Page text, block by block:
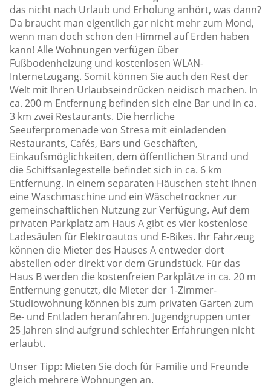
das nicht nach Urlaub und Erholung anhört, was dann?
Da braucht man eigentlich gar nicht mehr zum Mond,
wenn man doch schon den Himmel auf Erden haben
kann! Alle Wohnungen verfügen über
Fußbodenheizung und kostenlosen WLAN-
Internetzugang. Somit können Sie auch den Rest der
Welt mit Ihren Urlaubseindrücken neidisch machen. In
ca. 200 m Entfernung befinden sich eine Bar und in ca.
3 km zwei Restaurants. Die herrliche
Seeuferpromenade von Stresa mit einladenden
Restaurants, Cafés, Bars und Geschäften,
Einkaufsmöglichkeiten, dem öffentlichen Strand und
die Schiffsanlegestelle befindet sich in ca. 6 km
Entfernung. In einem separaten Häuschen steht Ihnen
eine Waschmaschine und ein Wäschetrockner zur
gemeinschaftlichen Nutzung zur Verfügung. Auf dem
privaten Parkplatz am Haus A gibt es vier kostenlose
Ladesäulen für Elektroautos und E-Bikes. Ihr Fahrzeug
können die Mieter des Hauses A entweder dort
abstellen oder direkt vor dem Grundstück. Für das
Haus B werden die kostenfreien Parkplätze in ca. 20 m
Entfernung genutzt, die Mieter der 1-Zimmer-
Studiowohnung können bis zum privaten Garten zum
Be- und Entladen heranfahren. Jugendgruppen unter
25 Jahren sind aufgrund schlechter Erfahrungen nicht
erlaubt.
Unser Tipp: Mieten Sie doch für Familie und Freunde
gleich mehrere Wohnungen an.